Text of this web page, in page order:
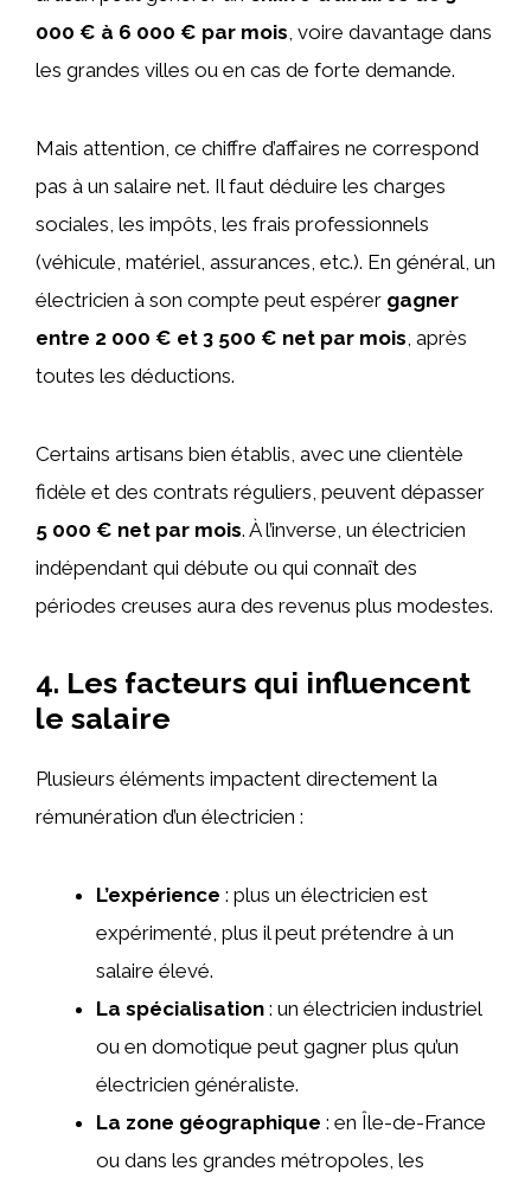
000 € à 6 000 € par mois, voire davantage dans
les grandes villes ou en cas de forte demande.
Mais attention, ce chiffre d’affaires ne correspond
pas à un salaire net. Il faut déduire les charges
sociales, les impôts, les frais professionnels
(véhicule, matériel, assurances, etc.). En général, un
électricien à son compte peut espérer gagner
entre 2 000 € et 3 500 € net par mois, après
toutes les déductions.
Certains artisans bien établis, avec une clientèle
fidèle et des contrats réguliers, peuvent dépasser
5 000 € net par mois. À l’inverse, un électricien
indépendant qui débute ou qui connaît des
périodes creuses aura des revenus plus modestes.
4. Les facteurs qui influencent
le salaire
Plusieurs éléments impactent directement la
rémunération d’un électricien :
L’expérience : plus un électricien est
expérimenté, plus il peut prétendre à un
salaire élevé.
La spécialisation : un électricien industriel
ou en domotique peut gagner plus qu’un
électricien généraliste.
La zone géographique : en Île-de-France
ou dans les grandes métropoles, les